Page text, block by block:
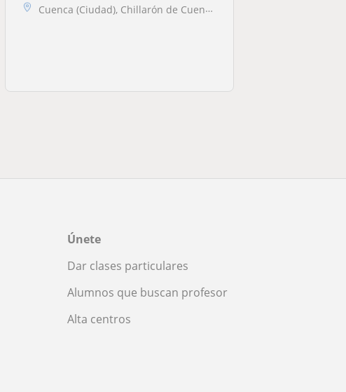
Cuenca (Ciudad), Chillarón de Cuenca, Fuentenava de Jábaga, Villar de ...
Únete
Dar clases particulares
Alumnos que buscan profesor
Alta centros